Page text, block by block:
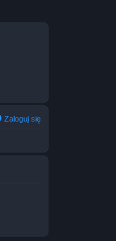
Zaloguj się